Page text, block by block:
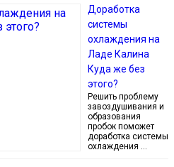
Доработка
системы
охлаждения на
Ладе Калина
Куда же без
этого?
Решить проблему
завоздушивания и
образования
пробок поможет
доработка системы
охлаждения …